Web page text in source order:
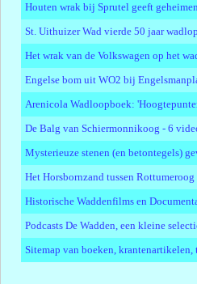
Houten wrak bij Sprutel geeft
St. Uithuizer Wad vierde 50 jaar
Het wrak van de Volkswagen op het
Engelse bom uit WO2 bij
Arenicola Wadloopboek:
De Balg van Schiermonnikoog - 6
Mysterieuze stenen (en betontegels)
Het Horsbornzand tussen
Historische Waddenfilms en
Podcasts De Wadden, een kleine
Sitemap van boeken,